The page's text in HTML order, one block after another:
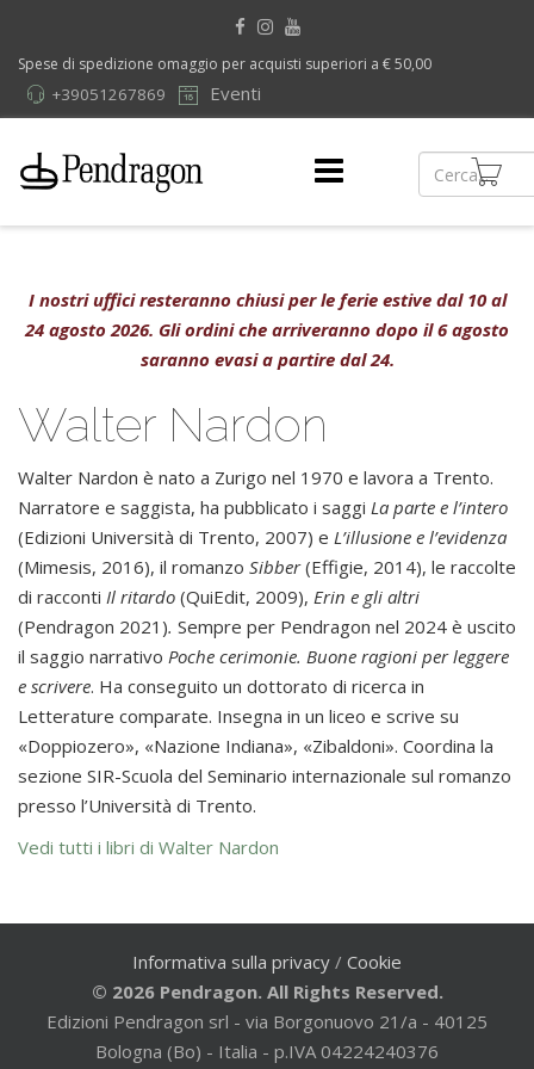
Spese di spedizione omaggio per acquisti superiori a € 50,00
Eventi
+39051267869
I nostri uffici resteranno chiusi per le ferie estive dal 10 al
24 agosto 2026. Gli ordini che arriveranno dopo il 6 agosto
saranno evasi a partire dal 24.
Walter Nardon
Walter Nardon è nato a Zurigo nel 1970 e lavora a Trento.
Narratore e saggista, ha pubblicato i saggi La parte e l’intero
(Edizioni Università di Trento, 2007) e L’illusione e l’evidenza
(Mimesis, 2016), il romanzo Sibber(Effigie, 2014), le raccolte
di racconti Il ritardo (QuiEdit, 2009), Erin e gli altri
(Pendragon 2021). Sempre per Pendragon nel 2024 è uscito
il saggio narrativo Poche cerimonie. Buone ragioni per leggere
e scrivere. Ha conseguito un dottorato di ricerca in
Letterature comparate. Insegna in un liceo e scrive su
«Doppiozero», «Nazione Indiana», «Zibaldoni». Coordina la
sezione SIR-Scuola del Seminario internazionale sul romanzo
presso l’Università di Trento.
Vedi tutti i libri di Walter Nardon
Informativa sulla privacy / Cookie
© 2026 Pendragon. All Rights Reserved.
Edizioni Pendragon srl - via Borgonuovo 21/a - 40125
Bologna (Bo) - Italia - p.IVA 04224240376